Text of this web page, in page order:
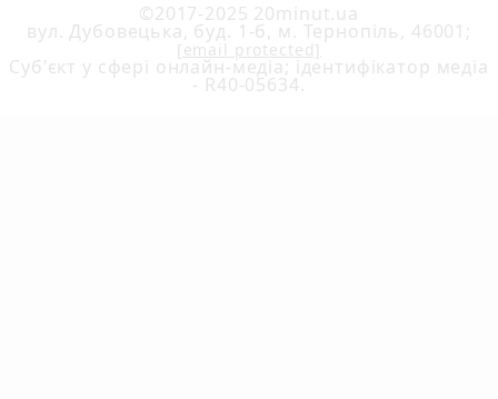
©2017-2025 20minut.ua
вул. Дубовецька, буд. 1-б, м. Тернопіль, 46001;
[email protected]
Cуб'єкт у сфері онлайн-медіа; ідентифікатор медіа
- R40-05634.